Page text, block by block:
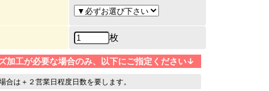
枚
加工が必要な場合のみ、以下にご指定ください↓
合は＋２営業日程度日数を要します。